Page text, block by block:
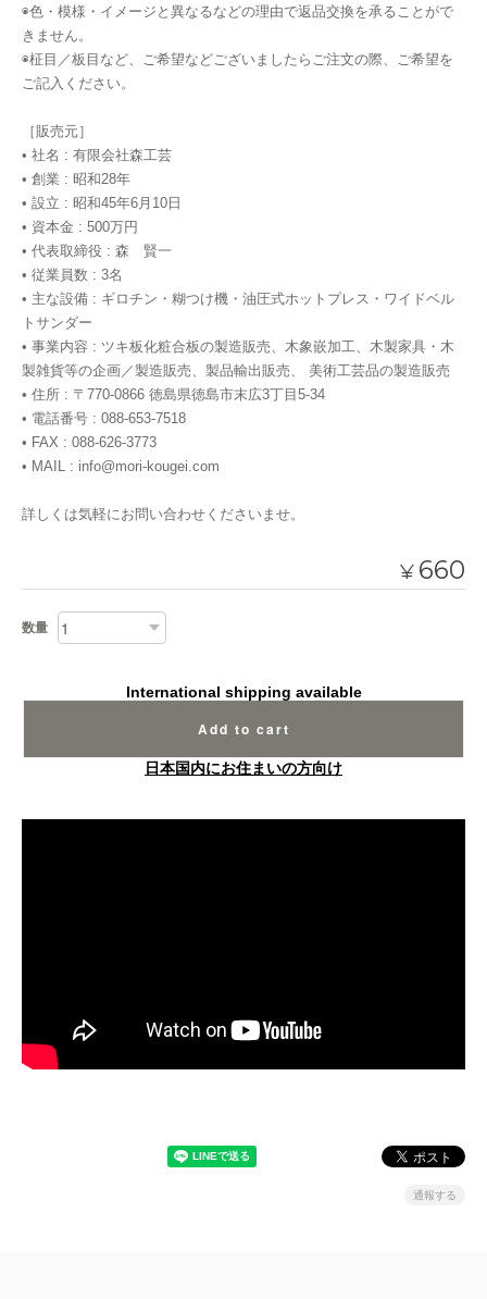
◉色・模様・イメージと異なるなどの理由で返品交換を承ることがで
きません。
◉柾目／板目など、ご希望などございましたらご注文の際、ご希望を
ご記入ください。
［販売元］
• 社名 : 有限会社森工芸
• 創業 : 昭和28年
• 設立 : 昭和45年6月10日
• 資本金 : 500万円
• 代表取締役 : 森 賢一
• 従業員数 : 3名
• 主な設備 : ギロチン・糊つけ機・油圧式ホットプレス・ワイドベル
トサンダー
• 事業内容 : ツキ板化粧合板の製造販売、木象嵌加工、木製家具・木
製雑貨等の企画／製造販売、製品輸出販売、 美術工芸品の製造販売
• 住所 : 〒770-0866 徳島県徳島市末広3丁目5-34
• 電話番号 : 088-653-7518
• FAX : 088-626-3773
• MAIL : info@mori-kougei.com
詳しくは気軽にお問い合わせくださいませ。
¥ 660
数量
International shipping available
Add to cart
日本国内にお住まいの方向け
通報する